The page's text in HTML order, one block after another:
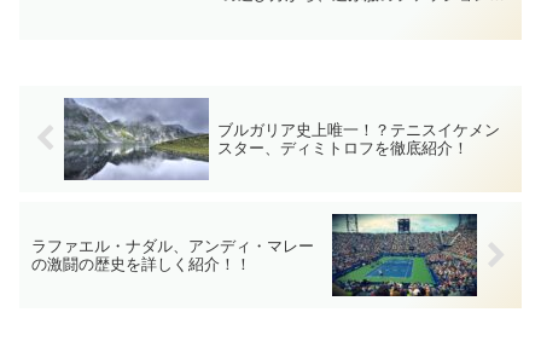
ブルガリア史上唯一！？テニスイケメン
スター、ディミトロフを徹底紹介！
ラファエル・ナダル、アンディ・マレー
の激闘の歴史を詳しく紹介！！